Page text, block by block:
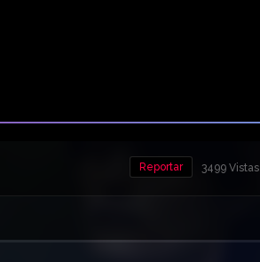
3499 Vistas
Reportar